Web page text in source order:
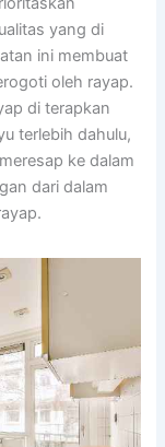
yang di
ini membuat
oleh rayap.
di terapkan
terlebih dahulu,
ke dalam
dari dalam